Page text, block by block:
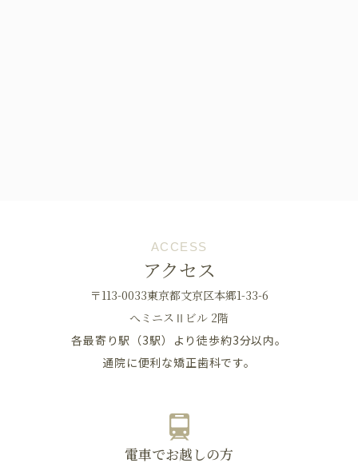
ACCESS
アクセス
〒113-0033東京都文京区本郷1-33-6
へミニスⅡビル 2階
各最寄り駅（3駅）より徒歩約3分以内。
通院に便利な矯正歯科です。
電車でお越しの方